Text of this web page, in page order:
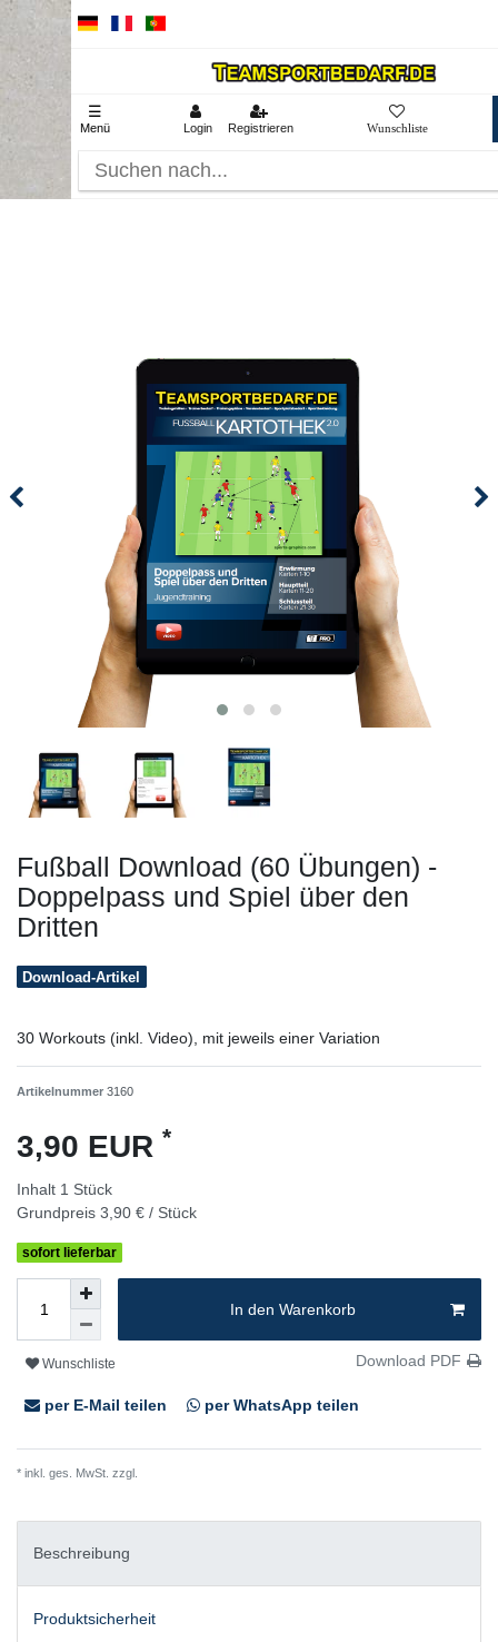
☰
Menü Login Registrieren
Fußball Download (60 Übungen) -
Doppelpass und Spiel über den
Dritten
Download-Artikel
30 Workouts (inkl. Video), mit jeweils einer Variation
Artikelnummer 3160
3,90 EUR *
Inhalt 1 Stück
Grundpreis 3,90 € / Stück
sofort lieferbar
In den Warenkorb
Wunschliste Download PDF
per E-Mail teilen per WhatsApp teilen
* inkl. ges. MwSt. zzgl.
Beschreibung
Produktsicherheit